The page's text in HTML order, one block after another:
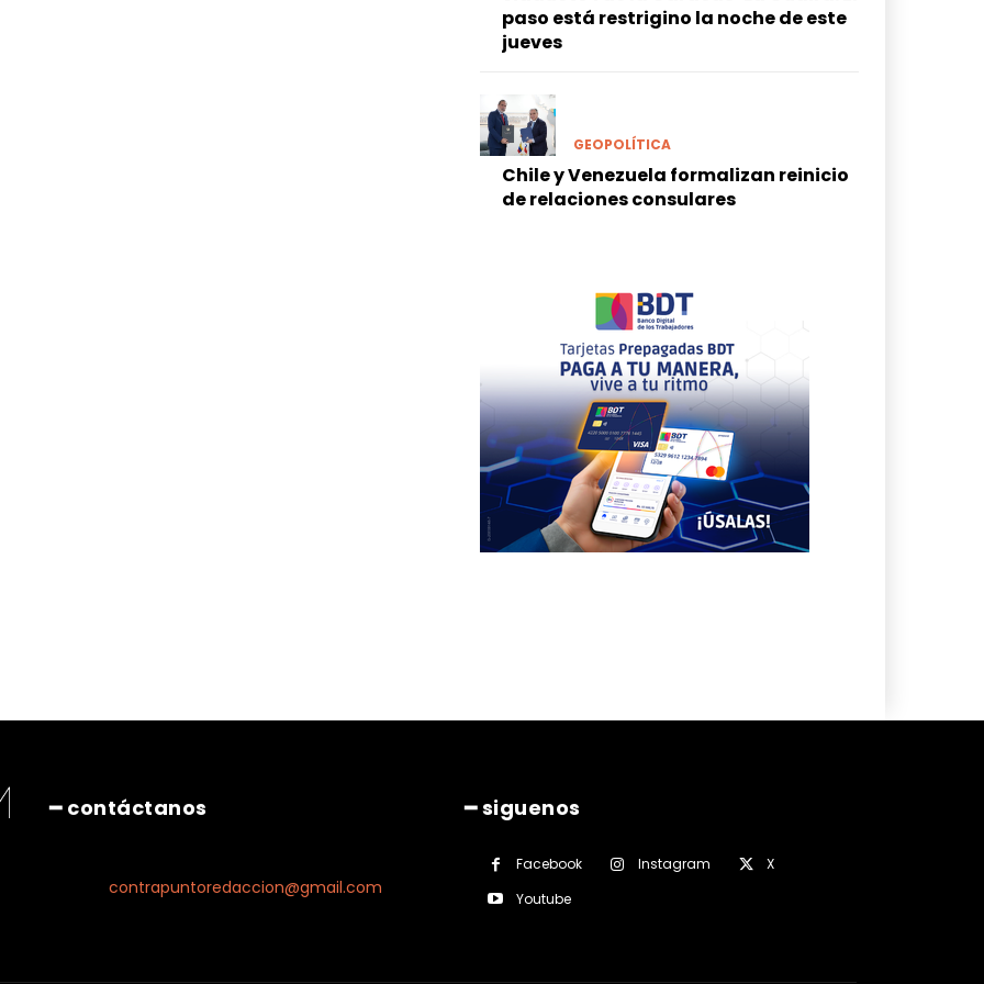
paso está restrigino la noche de este
jueves
GEOPOLÍTICA
Chile y Venezuela formalizan reinicio
de relaciones consulares
━ contáctanos
contrapuntoredaccion@gmail.com
━ siguenos
Facebook Instagram
X
Youtube